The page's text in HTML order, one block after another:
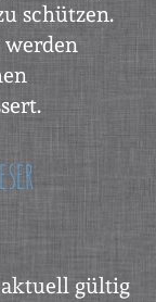
schützen.
werden
gültig